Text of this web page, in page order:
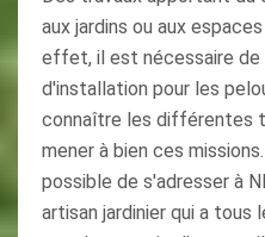
aux jardins ou aux
effet, il est nécessaire de
d'installation pour les
connaître les différentes
mener à bien ces
possible de s'adresser à
artisan jardinier qui a tous